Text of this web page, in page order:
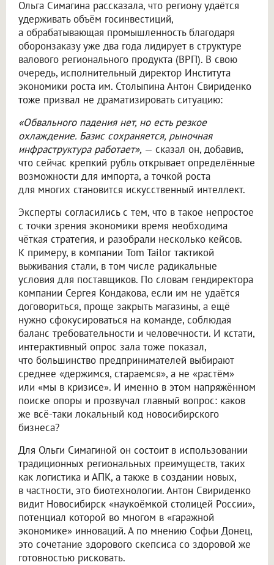
Ольга Симагина рассказала, что региону удаётся
удерживать объём госинвестиций,
а обрабатывающая промышленность благодаря
оборонзаказу уже два года лидирует в структуре
валового регионального продукта (ВРП). В свою
очередь, исполнительный директор Института
экономики роста им. Столыпина Антон Свириденко
тоже призвал не драматизировать ситуацию:
«Обвального падения нет, но есть резкое
охлаждение. Базис сохраняется, рыночная
инфраструктура работает», — сказал он, добавив,
что сейчас крепкий рубль открывает определённые
возможности для импорта, а точкой роста
для многих становится искусственный интеллект.
Эксперты согласились с тем, что в такое непростое
с точки зрения экономики время необходима
чёткая стратегия, и разобрали несколько кейсов.
К примеру, в компании Tom Tailor тактикой
выживания стали, в том числе радикальные
условия для поставщиков. По словам гендиректора
компании Сергея Кондакова, если им не удаётся
договориться, проще закрыть магазины, а ещё
нужно сфокусироваться на команде, соблюдая
баланс требовательности и человечности. И кстати,
интерактивный опрос зала тоже показал,
что большинство предпринимателей выбирают
среднее «держимся, стараемся», а не «растём»
или «мы в кризисе». И именно в этом напряжённом
поиске опоры и прозвучал главный вопрос: каков
же всё-таки локальный код новосибирского
бизнеса?
Для Ольги Симагиной он состоит в использовании
традиционных региональных преимуществ, таких
как логистика и АПК, а также в создании новых,
в частности, это биотехнологии. Антон Свириденко
видит Новосибирск «наукоёмкой столицей России»,
потенциал которой во многом в «гаражной
экономике» инноваций. А по мнению Софьи Донец,
это сочетание здорового скепсиса со здоровой же
готовностью рисковать.